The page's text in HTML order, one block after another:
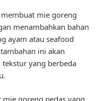
mie goreng
menambahkan bahan
ayam atau seafood
ini akan
yang berbeda
mie goreng pedas yang